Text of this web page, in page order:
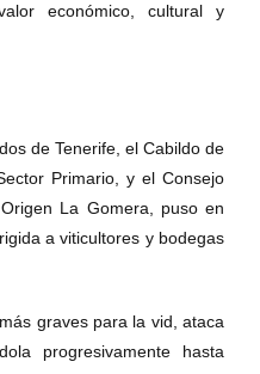
económico, cultural y
de Tenerife, el Cabildo de
Primario, y el Consejo
La Gomera, puso en
a viticultores y bodegas
graves para la vid, ataca
progresivamente hasta